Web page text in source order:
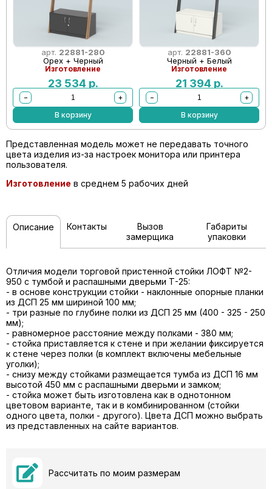
арт. 22881-280
Орех + Черный
Изготовление
23 534 р.
−
+
В корзину
арт. 22881-360
Черный + Белый
Изготовление
21 394 р.
−
+
В корзину
Представленная модель может не передавать точного
цвета изделия из-за настроек монитора или принтера
пользователя.
Изготовление в среднем 5 рабочих дней
Описание Контакты
Вызов
замерщика
Габариты
упаковки
Отличия модели торговой пристенной стойки ЛОФТ №2-
950 с тумбой и распашными дверьми Т-25:
- в основе конструкции стойки - наклонные опорные планки
из ДСП 25 мм шириной 100 мм;
- три разные по глубине полки из ДСП 25 мм (400 - 325 - 250
мм);
- равномерное расстояние между полками - 380 мм;
- стойка приставляется к стене и при желании фиксируется
к стене через полки (в комплект включены мебельные
уголки);
- снизу между стойками размещается тумба из ДСП 16 мм
высотой 450 мм с распашными дверьми и замком;
- стойка может быть изготовлена как в однотонном
цветовом варианте, так и в комбинированном (стойки
одного цвета, полки - другого). Цвета ДСП можно выбрать
из представленных на сайте вариантов.
Рассчитать по моим размерам